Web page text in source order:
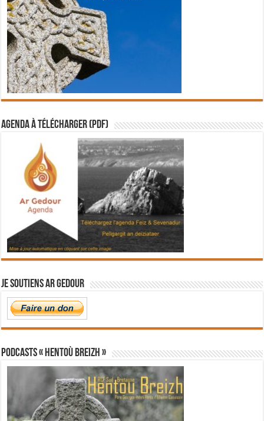
Agenda à télécharger (PDF)
Je soutiens Ar Gedour
PODCASTS « Hentoù Breizh »